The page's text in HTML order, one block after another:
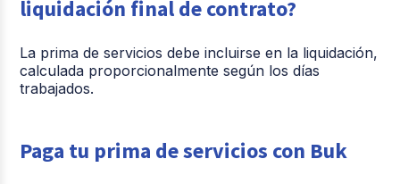
liquidación final de contrato?
La prima de servicios debe incluirse en la liquidación,
calculada proporcionalmente según los días
trabajados.
Paga tu prima de servicios con Buk